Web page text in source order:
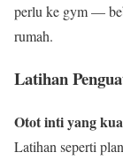
perlu ke gym —
rumah.
Latihan
Otot inti yang
Latihan seperti